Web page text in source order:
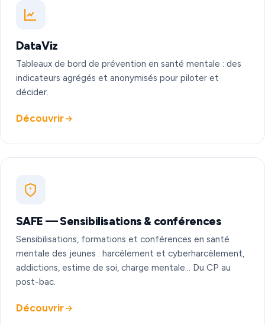
DataViz
Tableaux de bord de prévention en santé mentale : des
indicateurs agrégés et anonymisés pour piloter et
décider.
Découvrir
SAFE — Sensibilisations & conférences
Sensibilisations, formations et conférences en santé
mentale des jeunes : harcèlement et cyberharcèlement,
addictions, estime de soi, charge mentale… Du CP au
post-bac.
Découvrir